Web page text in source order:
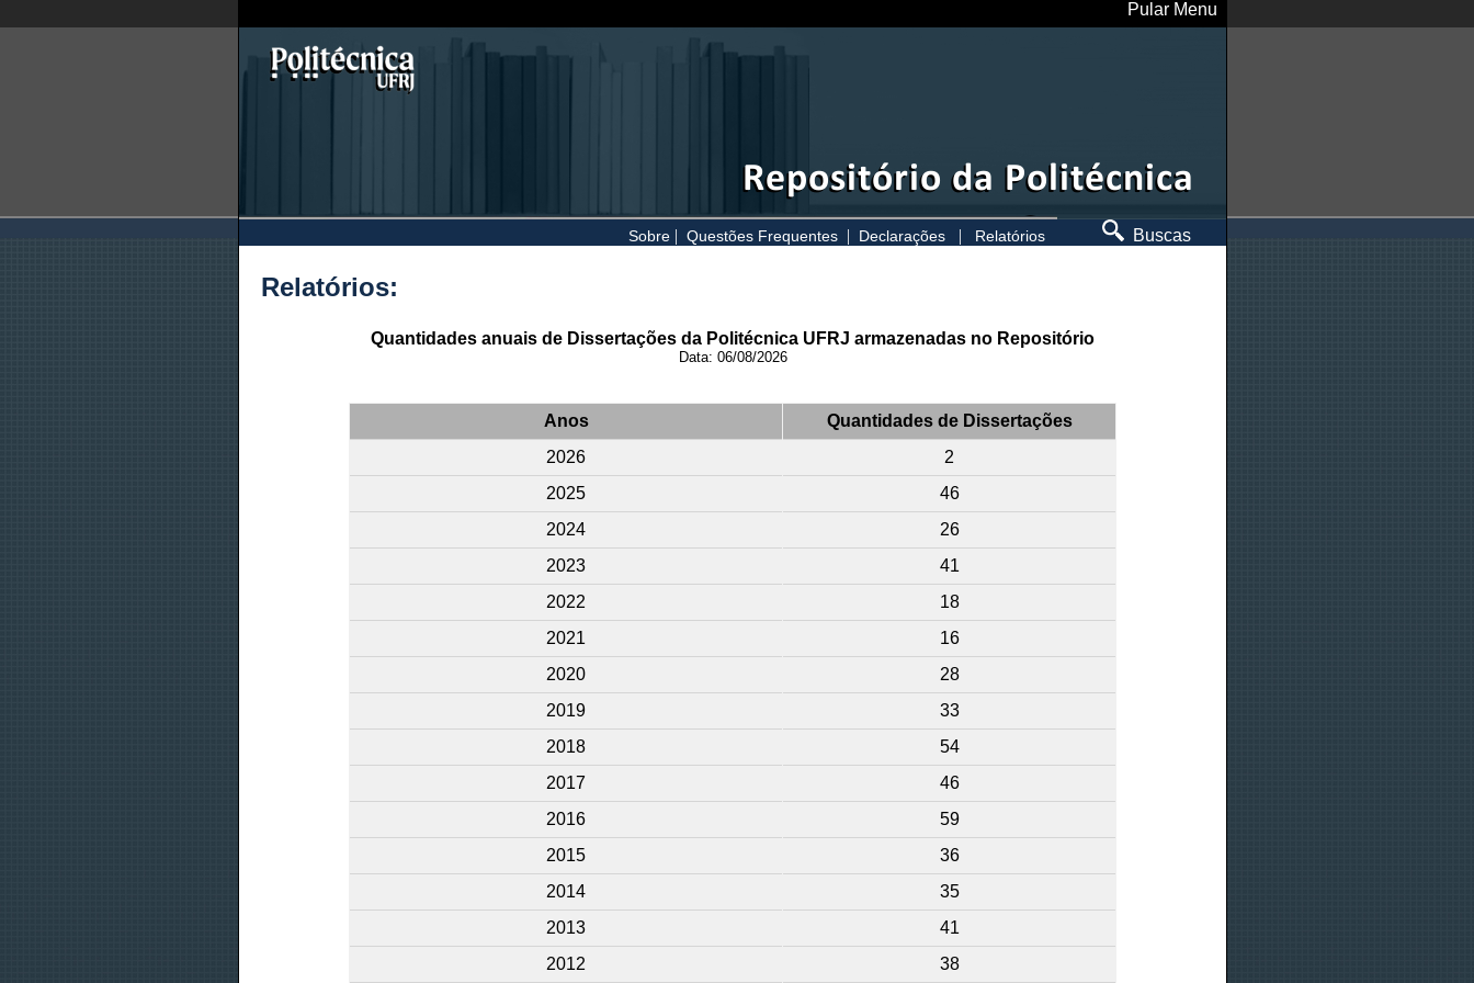
Pular Menu
Sobre | Questões Frequentes | Declarações | Relatórios Buscas
Relatórios:
Quantidades anuais de Dissertações da Politécnica UFRJ armazenadas no Repositório
Data: 06/08/2026
Anos
Quantidades de Dissertações
2026
2
2025
46
2024
26
2023
41
2022
18
2021
16
2020
28
2019
33
2018
54
2017
46
2016
59
2015
36
2014
35
2013
41
2012
38